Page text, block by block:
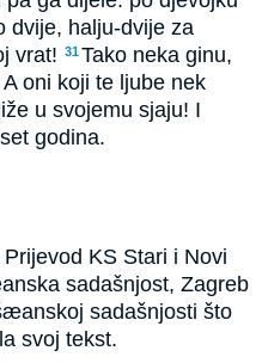
dvije, halju-dvije za
vrat! 31Tako neka ginu,
oni koji te ljube nek
u svojemu sjaju! I
godina.
KS Stari i Novi
sadašnjost, Zagreb
sadašnjosti što
svoj tekst.